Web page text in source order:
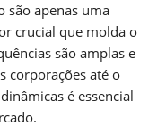
são apenas uma
crucial que molda o
são amplas e
corporações até o
é essencial